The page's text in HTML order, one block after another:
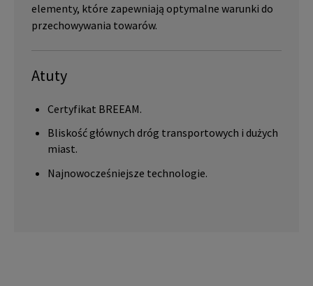
elementy, które zapewniają optymalne warunki do
przechowywania towarów.
Atuty
Certyfikat BREEAM.
Bliskość głównych dróg transportowych i dużych
miast.
Najnowocześniejsze technologie.